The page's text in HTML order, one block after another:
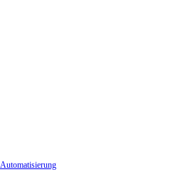
Automatisierung